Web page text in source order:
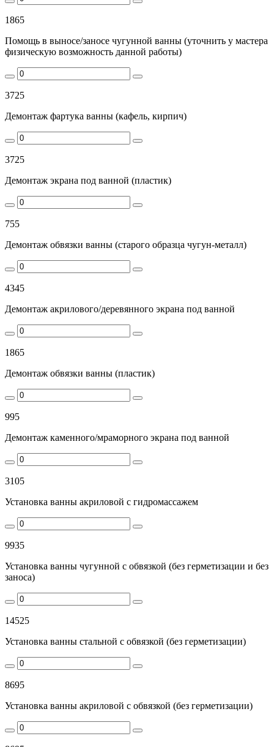
1865
Помощь в выносе/заносе чугунной ванны (уточнить у мастера
физическую возможность данной работы)
3725
Демонтаж фартука ванны (кафель, кирпич)
3725
Демонтаж экрана под ванной (пластик)
755
Демонтаж обвязки ванны (старого образца чугун-металл)
4345
Демонтаж акрилового/деревянного экрана под ванной
1865
Демонтаж обвязки ванны (пластик)
995
Демонтаж каменного/мраморного экрана под ванной
3105
Установка ванны акриловой с гидромассажем
9935
Установка ванны чугунной с обвязкой (без герметизации и без
заноса)
14525
Установка ванны стальной с обвязкой (без герметизации)
8695
Установка ванны акриловой с обвязкой (без герметизации)